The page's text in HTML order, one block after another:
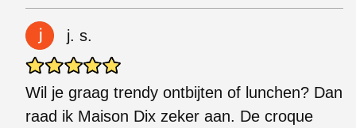
j. s.
Wil je graag trendy ontbijten of lunchen? Dan
raad ik Maison Dix zeker aan. De croque